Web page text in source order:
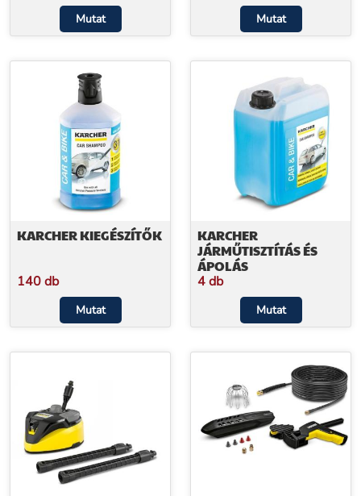
Mutat Mutat
KARCHER KIEGÉSZÍTŐK
140 db
Mutat
KARCHER
JÁRMŰTISZTÍTÁS ÉS
ÁPOLÁS
4 db
Mutat